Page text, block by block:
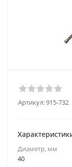
Артикул:915-732
Диаметр, мм
40